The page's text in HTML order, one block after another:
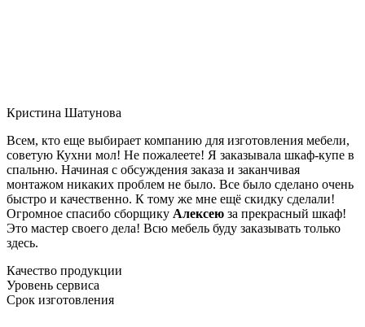
Кристина Шатунова
Всем, кто еще выбирает компанию для изготовления мебели,
советую Кухни мол! Не пожалеете! Я заказывала шкаф-купе в
спальню. Начиная с обсуждения заказа и заканчивая
монтажом никаких проблем не было. Все было сделано очень
быстро и качественно. К тому же мне ещё скидку сделали!
Огромное спасибо сборщику Алексею за прекрасный шкаф!
Это мастер своего дела! Всю мебель буду заказывать только
здесь.
Качество продукции
Уровень сервиса
Срок изготовления